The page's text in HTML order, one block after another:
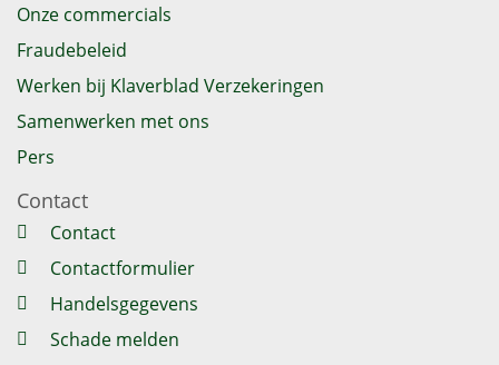
Onze commercials
Fraudebeleid
Werken bij Klaverblad Verzekeringen
Samenwerken met ons
Pers
Contact
Contact
Contactformulier
Handelsgegevens
Schade melden